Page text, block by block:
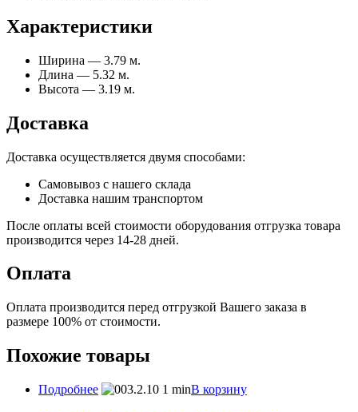
Характеристики
Ширина — 3.79 м.
Длина — 5.32 м.
Высота — 3.19 м.
Доставка
Доставка осуществляется двумя способами:
Самовывоз с нашего склада
Доставка нашим транспортом
После оплаты всей стоимости оборудования отгрузка товара
производится через 14-28 дней.
Оплата
Оплата производится перед отгрузкой Вашего заказа в
размере 100% от стоимости.
Похожие товары
Подробнее В корзину